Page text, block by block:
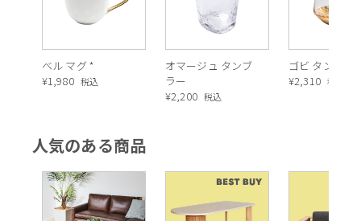
プ、サラダや、ナッツ、ディップソース、チーズ、ドライフル
ーツなどを入れても。シャンパンが注がれたグラスとボウルの
ゴールドがより一層ラグジュアリーなテーブルに。
ベル マグ *
¥1,980 税込
オマージュ タンブ
ラー
¥2,200 税込
ゴビ タンブラ
¥2,310 税込
人気のある商品